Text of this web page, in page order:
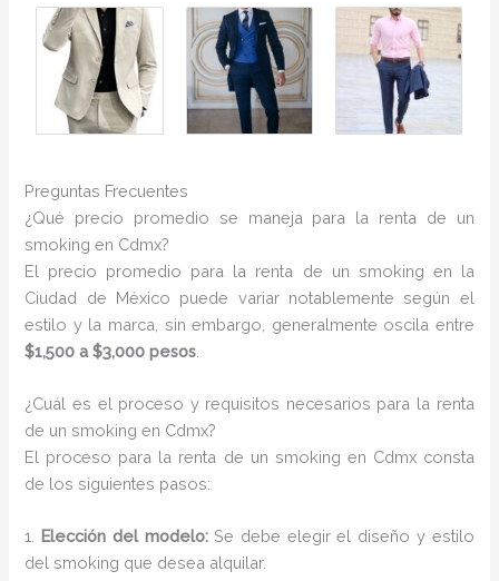
Preguntas Frecuentes
¿Qué precio promedio se maneja para la renta de un
smoking en Cdmx?
El precio promedio para la renta de un smoking en la
Ciudad de México puede variar notablemente según el
estilo y la marca, sin embargo, generalmente oscila entre
$1,500 a $3,000 pesos
¿Cuál es el proceso y requisitos necesarios para la renta
de un smoking en Cdmx?
El proceso para la renta de un smoking en Cdmx consta
de los siguientes pasos:
1. Elección del modelo:Se debe elegir el diseño y estilo
del smoking que desea alquilar.